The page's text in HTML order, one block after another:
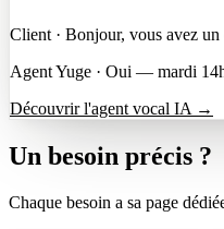
Client · Bonjour, vous avez un
Agent Yuge · Oui — mardi
Découvrir l'agent vocal IA →
Un besoin précis ?
Chaque besoin a sa page